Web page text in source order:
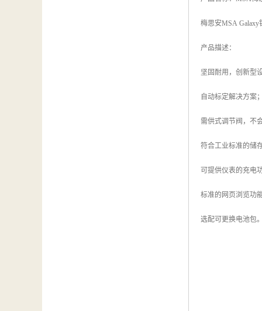
梅思安MSA
产品描述：
坚固耐用，创新型设
自动标定解决方案；
需供式调节阀，不
符合工业标准的储存
可提供仪表的充电功
标准的网页浏览功
选配可更换电池包。